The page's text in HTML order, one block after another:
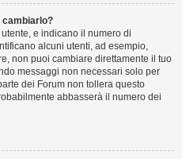
cambiarlo?
e indicano il numero di
alcuni utenti, ad esempio,
non puoi cambiare direttamente il tuo
messaggi non necessari solo per
dei Forum non tollera questo
abbasserà il numero dei